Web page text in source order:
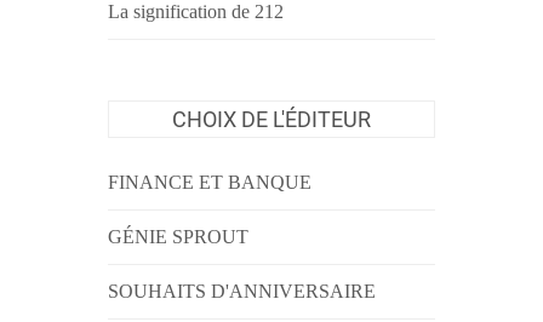
La signification de 212
CHOIX DE L'ÉDITEUR
FINANCE ET BANQUE
GÉNIE SPROUT
SOUHAITS D'ANNIVERSAIRE